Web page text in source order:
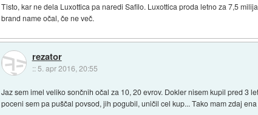
Tisto, kar ne dela Luxottica pa naredi Safilo. Luxottica proda letno za 7,5
brand name očal, če ne več.
rezator
:: 5. apr 2016, 20:55
Jaz sem imel veliko sončnih očal za 10, 20 evrov. Dokler nisem kupil pred 3
poceni sem pa puščal povsod, jih pogubil, uničil cel kup... Tako mam zdaj